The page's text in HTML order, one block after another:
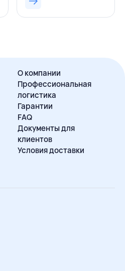
О компании
Профессиональная
логистика
Гарантии
FAQ
Документы для
клиентов
Условия доставки